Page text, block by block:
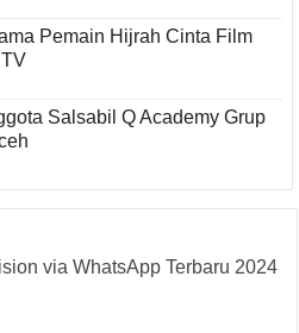
Pemain Hijrah Cinta Film
Salsabil Q Academy Grup
via WhatsApp Terbaru 2024